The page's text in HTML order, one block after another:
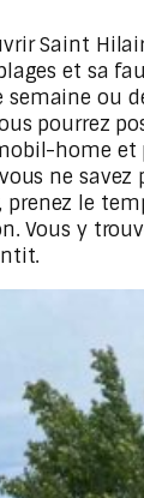
Saint
et sa
semaine ou
pourrez
home et
ne savez
prenez le
Vous y